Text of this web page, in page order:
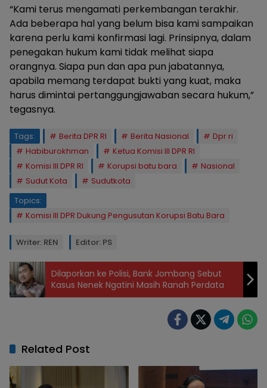
“Kami terus mengamati perkembangan terakhir.
Ada beberapa hal yang belum bisa kami sampaikan
karena perlu kami konfirmasi lagi. Prinsipnya, dalam
penegakan hukum kami tidak melihat siapa
orangnya. Siapa pun dan apa pun jabatannya,
apabila memang terdapat bukti yang kuat, maka
harus dimintai pertanggungjawaban secara hukum,”
tegasnya.
Tags: Berita DPR RI Berita Nasional
Dpr ri
Habiburokhman
Ketua Komisi III DPR RI
Komisi III DPR RI
Korupsi batu bara
Nasional
Sudut Kota
Sudutkota
Topics:
Komisi III DPR Dukung Pengusutan Korupsi Batu Bara
Writer: REN Editor: PS
Dilaporkan ke Polisi, Bank Jombang Sebut
Kasus Nenek Ngatini Masih Ranah Perdata
Related Post